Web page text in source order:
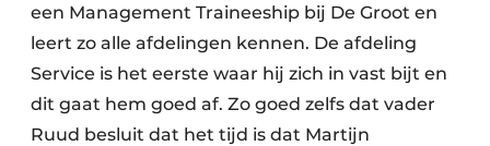
een Management Traineeship bij De Groot en
leert zo alle afdelingen kennen. De afdeling
Service is het eerste waar hij zich in vast bijt en
dit gaat hem goed af. Zo goed zelfs dat vader
Ruud besluit dat het tijd is dat Martijn